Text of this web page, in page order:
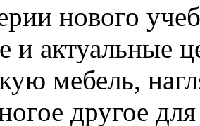
нового
и актуальные
мебель,
другое